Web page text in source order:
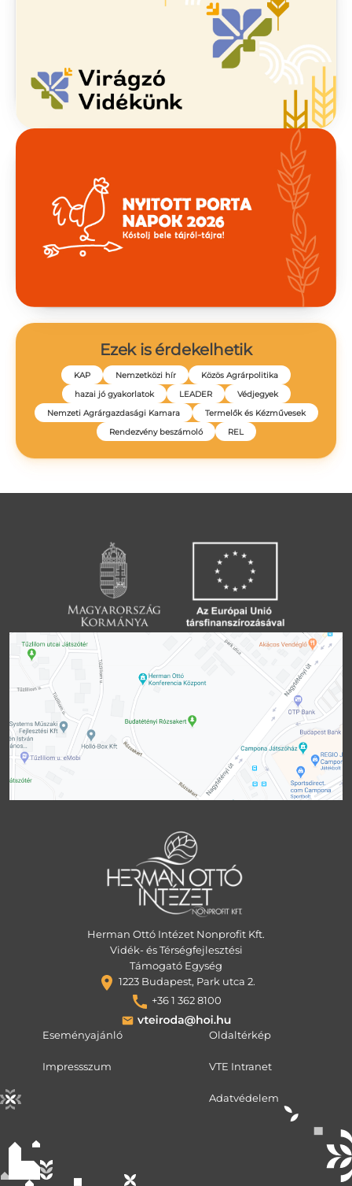
Ezek is érdekelhetik
KAP Nemzetközi hír
Közös Agrárpolitika
hazai jó gyakorlatok
LEADER
Védjegyek
Nemzeti Agrárgazdasági Kamara
Termelők és Kézművesek
Rendezvény beszámoló
REL
Herman Ottó Intézet Nonprofit Kft.
Vidék- és Térségfejlesztési
Támogató Egység
1223 Budapest, Park utca 2.
+36 1 362 8100
Eseményajánló
Impressszum
Oldaltérkép
VTE Intranet
Adatvédelem